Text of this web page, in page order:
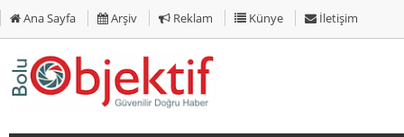
Ana Sayfa Arşiv Reklam Künye İletişim